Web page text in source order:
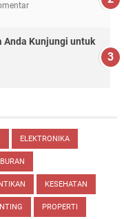
Anda Kunjungi untuk
ELEKTRONIKA
KESEHATAN
PROPERTI